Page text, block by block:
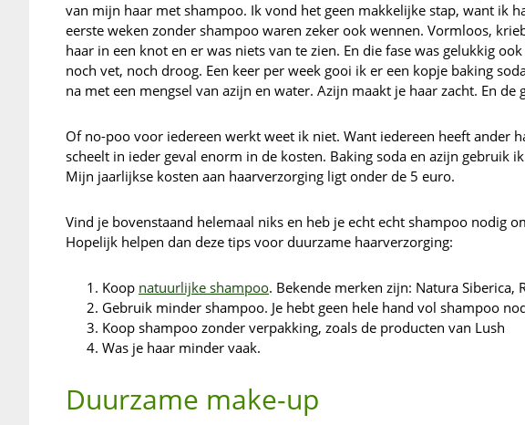
van mijn haar met shampoo. Ik vond het geen makkelijke stap, want ik
eerste weken zonder shampoo waren zeker ook wennen. Vormloos,
haar in een knot en er was niets van te zien. En die fase was gelukkig
noch vet, noch droog. Een keer per week gooi ik er een kopje baking
na met een mengsel van azijn en water. Azijn maakt je haar zacht. En
Of no-poo voor iedereen werkt weet ik niet. Want iedereen heeft ander
scheelt in ieder geval enorm in de kosten. Baking soda en azijn gebruik
Mijn jaarlijkse kosten aan haarverzorging ligt onder de 5 euro.
Vind je bovenstaand helemaal niks en heb je echt echt shampoo nodig
Hopelijk helpen dan deze tips voor duurzame haarverzorging:
Koop natuurlijke shampoo. Bekende merken zijn: Natura Siberica,
Gebruik minder shampoo. Je hebt geen hele hand vol shampoo
Koop shampoo zonder verpakking, zoals de producten van Lush
Was je haar minder vaak.
Duurzame make-up